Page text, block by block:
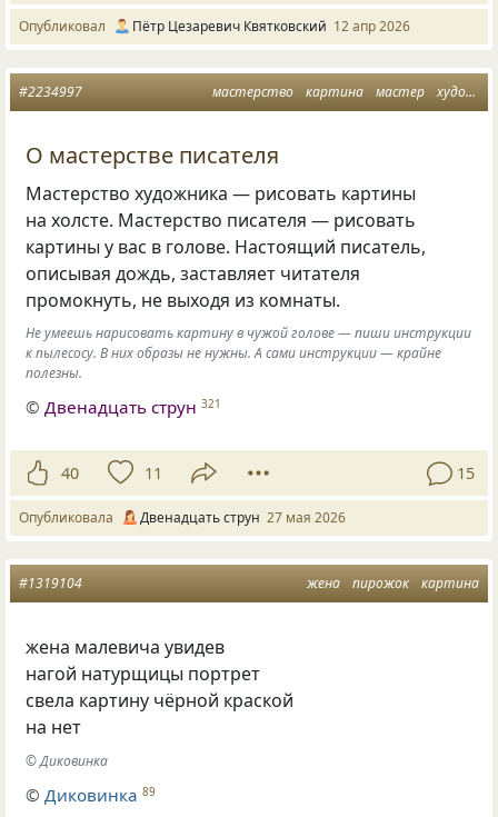
Опубликовал Пётр Цезаревич Квятковский 12 апр 2026
мастерство картина мастер художник
#2234997
О мастерстве писателя
Мастерство художника — рисовать картины
на холсте. Мастерство писателя — рисовать
картины у вас в голове. Настоящий писатель,
описывая дождь, заставляет читателя
промокнуть, не выходя из комнаты.
Не умеешь нарисовать картину в чужой голове — пиши инструкции
к пылесосу. В них образы не нужны. А сами инструкции — крайне
полезны.
© Двенадцать струн 321
40 11 15
Опубликовала Двенадцать струн 27 мая 2026
жена пирожок картина
#1319104
жена малевича увидев
нагой натурщицы портрет
свела картину чёрной краской
на нет
© Диковинка
© Диковинка 89